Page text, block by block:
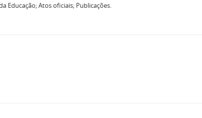
Educação; Atos oficiais; Publicações.